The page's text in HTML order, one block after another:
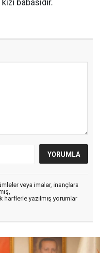
babasıdır.
veya imalar, inançlara
harflerle yazılmış yorumlar